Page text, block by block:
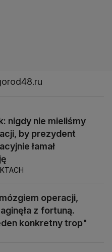
nigdy nie mieliśmy
by prezydent
łamał
mózgiem operacji,
z fortuną.
konkretny trop"